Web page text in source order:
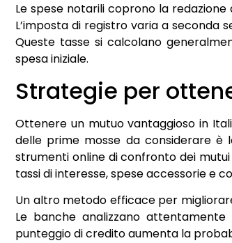
Le spese notarili coprono la
L’imposta di registro varia a seconda
Queste tasse si calcolano
spesa iniziale.
Strategie per
Ottenere un mutuo vantaggioso in
delle prime mosse da considerare è
strumenti online di confronto dei
tassi di interesse, spese accessorie e
Un altro metodo efficace per
Le banche analizzano
punteggio di credito aumenta la